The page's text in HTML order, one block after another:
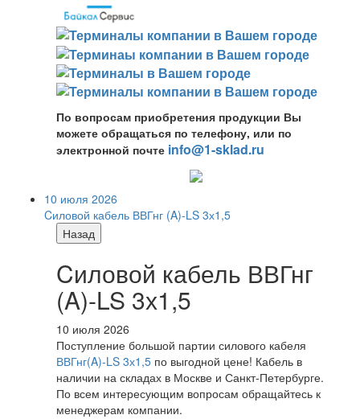
По вопросам приобретения продукции Вы
можете обращаться по телефону, или по
электронной почте info@1-sklad.ru
10 июля 2026
Cиловой кабель ВВГнг (A)-LS 3х1,5
Назад
Cиловой кабель ВВГнг
(A)-LS 3х1,5
10 июля 2026
Поступление большой партии силового кабеля
ВВГнг(A)-LS 3х1,5 по выгодной цене! Кабель в
наличии на складах в Москве и Санкт-Петербурге.
По всем интересующим вопросам обращайтесь к
менеджерам компании.